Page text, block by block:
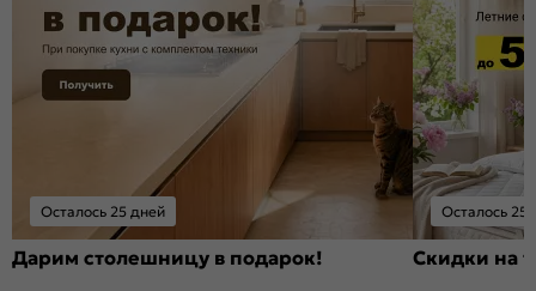
Осталось 25 дней
Дарим столешницу в подарок!
Осталось 25
Скидки на